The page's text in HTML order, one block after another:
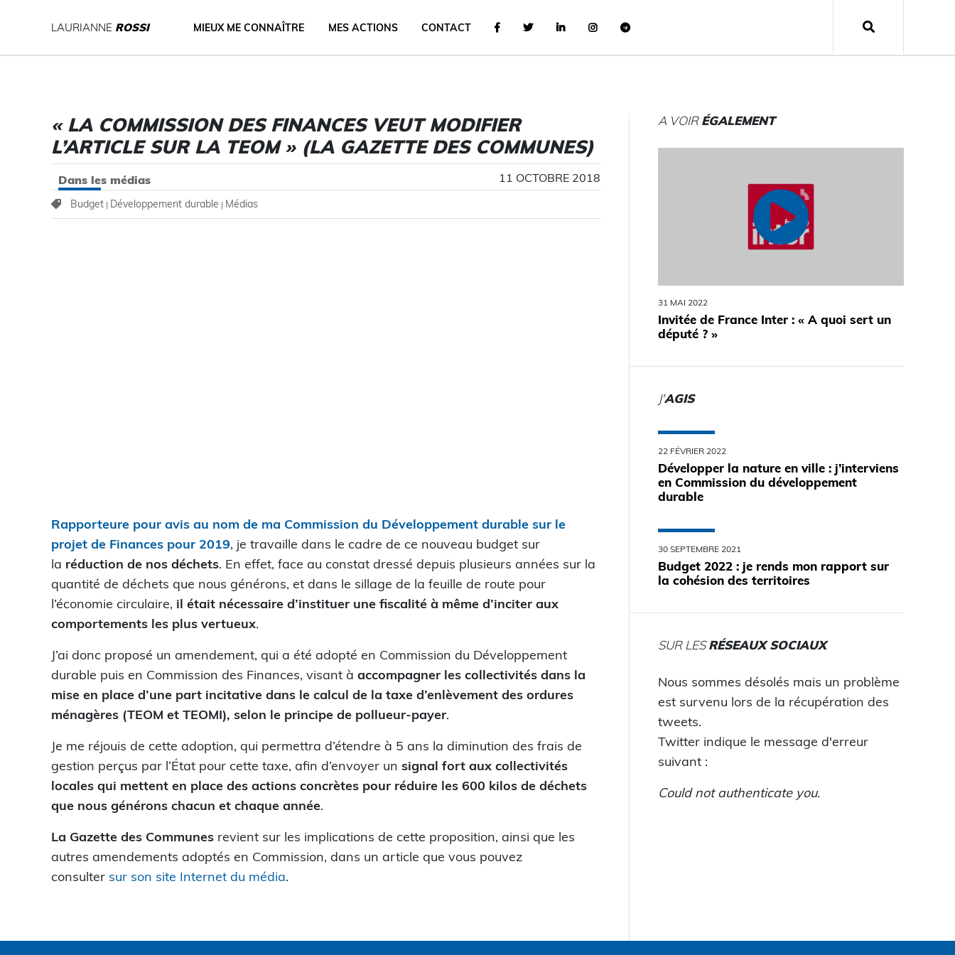
LAURIANNE ROSSI MIEUX ME CONNAÎTRE MES ACTIONS CONTACT
« LA COMMISSION DES FINANCES VEUT MODIFIER
L’ARTICLE SUR LA TEOM » (LA GAZETTE DES COMMUNES)
Dans les médias 11 OCTOBRE 2018
Budget | Développement durable | Médias
Rapporteure pour avis au nom de ma Commission du Développement durable sur le
projet de Finances pour 2019, je travaille dans le cadre de ce nouveau budget sur
la réduction de nos déchets. En effet, face au constat dressé depuis plusieurs années sur la
quantité de déchets que nous générons, et dans le sillage de la feuille de route pour
l’économie circulaire, il était nécessaire d’instituer une fiscalité à même d’inciter aux
comportements les plus vertueux.
J’ai donc proposé un amendement, qui a été adopté en Commission du Développement
durable puis en Commission des Finances, visant à accompagner les collectivités dans la
mise en place d’une part incitative dans le calcul de la taxe d’enlèvement des ordures
ménagères (TEOM et TEOMI), selon le principe de pollueur-payer.
Je me réjouis de cette adoption, qui permettra d’étendre à 5 ans la diminution des frais de
gestion perçus par l’État pour cette taxe, afin d’envoyer un signal fort aux collectivités
locales qui mettent en place des actions concrètes pour réduire les 600 kilos de déchets
que nous générons chacun et chaque année.
La Gazette des Communes revient sur les implications de cette proposition, ainsi que les
autres amendements adoptés en Commission, dans un article que vous pouvez
consulter sur son site Internet du média.
A VOIRÉGALEMENT
31 MAI 2022
Invitée de France Inter : « A quoi sert un
député ? »
J'AGIS
22 FÉVRIER 2022
Développer la nature en ville : j’interviens
en Commission du développement
durable
30 SEPTEMBRE 2021
Budget 2022 : je rends mon rapport sur
la cohésion des territoires
SUR LESRÉSEAUX SOCIAUX
Nous sommes désolés mais un problème
est survenu lors de la récupération des
tweets.
Twitter indique le message d'erreur
suivant :
Could not authenticate you.